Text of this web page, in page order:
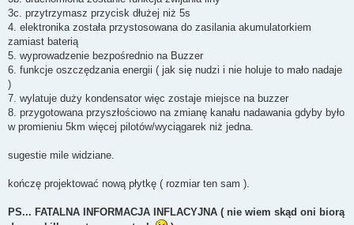
3c. przytrzymasz przycisk dłużej niż 5s
4. elektronika została przystosowana do zasilania akumulatorkiem
zamiast baterią
5. wyprowadzenie bezpośrednio na Buzzer
6. funkcje oszczędzania energii ( jak się nudzi i nie holuje to mało nadaje
)
7. wylatuje duży kondensator więc zostaje miejsce na buzzer
8. przygotowana przyszłościowo na zmianę kanału nadawania gdyby było
w promieniu 5km więcej pilotów/wyciągarek niż jedna.
sugestie mile widziane.
kończę projektować nową płytkę ( rozmiar ten sam ).
PS... FATALNA INFORMACJA INFLACYJNA ( nie wiem skąd oni biorą